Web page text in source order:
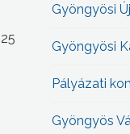
Gyöngyösi
Gyöngyösi
Pályázati
Gyöngyös